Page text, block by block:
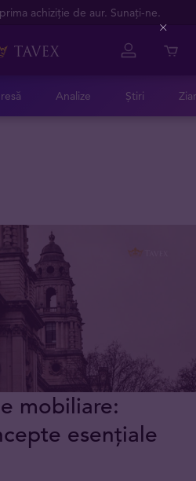
achiziție de aur. Sunați-ne.
Analize Știri
mobiliare:
esențiale
Close